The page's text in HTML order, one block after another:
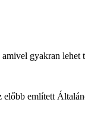
gyakran
említett